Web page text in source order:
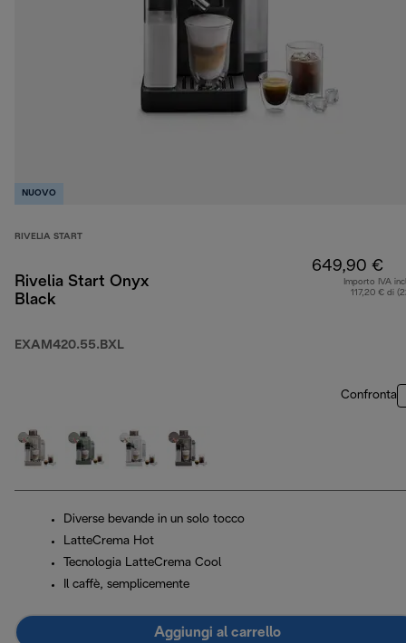
NUOVO
RIVELIA START
Rivelia Start Onyx
Black
EXAM420.55.BXL
649,90 €
Importo IVA
117,20 € di
Confronta
Diverse bevande in un solo tocco
LatteCrema Hot
Tecnologia LatteCrema Cool
Il caffè, semplicemente
Aggiungi al carrello